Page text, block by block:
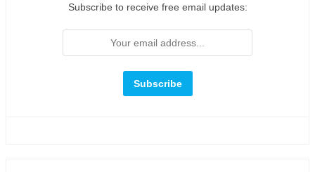
Subscribe to receive free email updates: